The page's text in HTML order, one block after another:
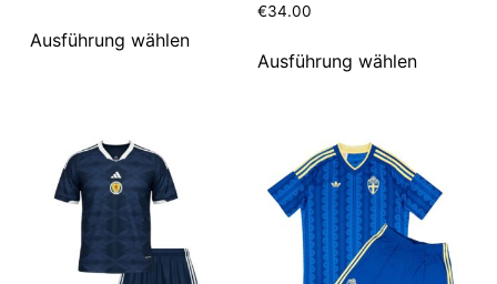
Ausführung wählen
€34.00
Ausführung wählen